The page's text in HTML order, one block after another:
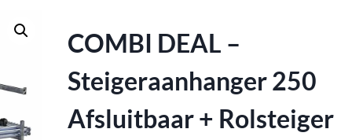
COMBI DEAL –
Steigeraanhanger 250
Afsluitbaar + Rolsteiger